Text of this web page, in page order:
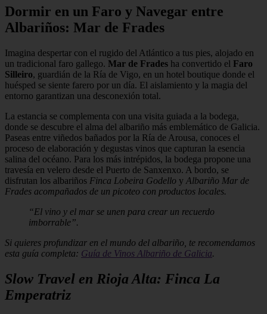
Dormir en un Faro y Navegar entre
Albariños: Mar de Frades
Imagina despertar con el rugido del Atlántico a tus pies, alojado en
un tradicional faro gallego. Mar de Frades ha convertido el Faro
Silleiro, guardián de la Ría de Vigo, en un hotel boutique donde el
huésped se siente farero por un día. El aislamiento y la magia del
entorno garantizan una desconexión total.
La estancia se complementa con una visita guiada a la bodega,
donde se descubre el alma del albariño más emblemático de Galicia.
Paseas entre viñedos bañados por la Ría de Arousa, conoces el
proceso de elaboración y degustas vinos que capturan la esencia
salina del océano. Para los más intrépidos, la bodega propone una
travesía en velero desde el Puerto de Sanxenxo. A bordo, se
disfrutan los albariños Finca Lobeira Godello y Albariño Mar de
Frades acompañados de un picoteo con productos locales.
“El vino y el mar se unen para crear un recuerdo
imborrable”.
Si quieres profundizar en el mundo del albariño, te recomendamos
esta guía completa: Guía de Vinos Albariño de Galicia.
Slow Travel en Rioja Alta: Finca La
Emperatriz